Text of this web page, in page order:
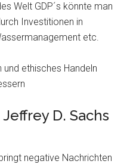
Welt GDP´s könnte man
Investitionen in
etc.
und ethisches Handeln
D. Sachs
negative Nachrichten